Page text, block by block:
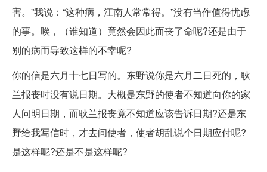
害。”我说：“这种病，江南人常常得。”没有当作值得忧虑
的事。唉，（谁知道）竟然会因此而丧了命呢?还是由于
别的病而导致这样的不幸呢?
你的信是六月十七日写的。东野说你是六月二日死的，耿
兰报丧时没有说日期。大概是东野的使者不知道向你的家
人问明日期，而耿兰报丧竟不知道应该告诉日期?还是东
野给我写信时，才去问使者，使者胡乱说个日期应付呢?
是这样呢?还是不是这样呢?